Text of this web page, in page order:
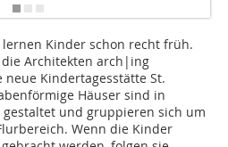
lernen Kinder schon recht früh.
Architekten arch|ing
Kindertagesstätte St.
Häuser sind in
und gruppieren sich um
Wenn die Kinder